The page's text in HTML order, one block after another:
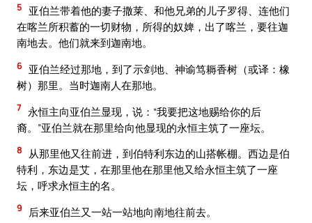
5
亚伯兰带着他的妻子撒莱、和他兄弟的儿子罗得、连他们
在喀兰所积蓄的一切财物，所得的奴婢，出了喀兰，要往迦
南地去。他们就来到迦南地。
6 亚伯兰经过那地，到了示剑地、神谕笃耨香树（或译：橡
树）那里。当时迦南人在那地。
7 永恒主向亚伯兰显现，说：“我要把这地赐给你的后
裔。”亚伯兰就在那里给向他显现的永恒主筑了一座坛。
8
从那里他又往前进，到伯特利东边的山搭帐棚。西边是伯
特利，东边是艾，在那里他在那里他又给永恒主筑了一座
坛，呼求永恒主的名。
9 后来亚伯兰又一站一站地向南地往前去。